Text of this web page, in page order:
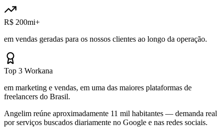
R$ 200mi+
em vendas geradas para os nossos clientes ao longo da operação.
Top 3 Workana
em marketing e vendas, em uma das maiores plataformas de
freelancers do Brasil.
Angelim reúne aproximadamente 11 mil habitantes — demanda real
por serviços buscados diariamente no Google e nas redes sociais.